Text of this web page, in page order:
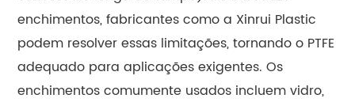
enchimentos, fabricantes como a Xinrui Plastic
podem resolver essas limitações, tornando o PTFE
adequado para aplicações exigentes. Os
enchimentos comumente usados incluem vidro,